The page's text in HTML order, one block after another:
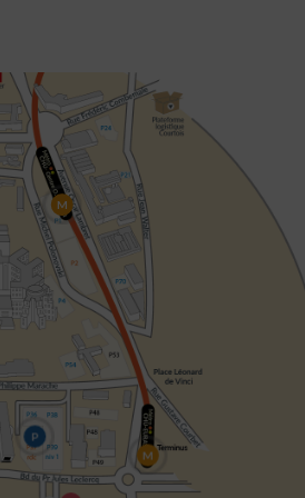
M
M
P